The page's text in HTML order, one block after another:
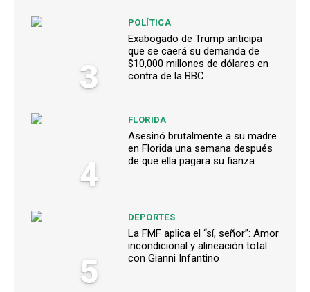
3
POLÍTICA
Exabogado de Trump anticipa
que se caerá su demanda de
$10,000 millones de dólares en
contra de la BBC
4
FLORIDA
Asesinó brutalmente a su madre
en Florida una semana después
de que ella pagara su fianza
5
DEPORTES
La FMF aplica el “sí, señor”: Amor
incondicional y alineación total
con Gianni Infantino